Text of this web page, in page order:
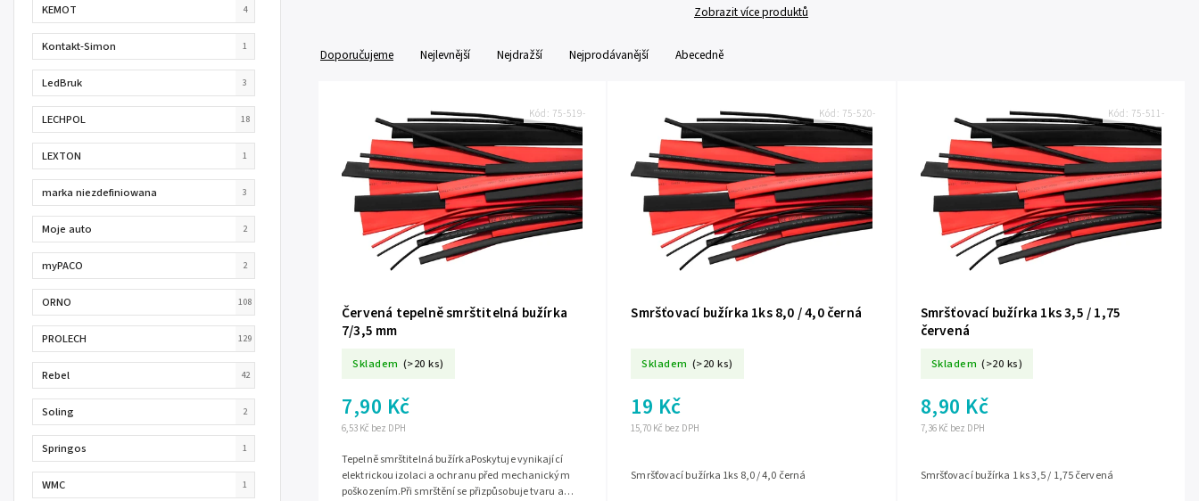
KEMOT 4
Kontakt-Simon 1
LedBruk 3
LECHPOL 18
LEXTON 1
marka niezdefiniowana 3
Moje auto 2
myPACO 2
ORNO 108
PROLECH 129
Rebel 42
Soling 2
Springos 1
WMC 1
Zobrazit více produktů
Doporučujeme Nejlevnější Nejdražší Nejprodávanější Abecedně
Červená tepelně smrštitelná bužírka
7/3,5 mm
Skladem (>20 ks)
6,53 Kč bez DPH
7,90 Kč
Tepelně smrštitelná bužírkaPoskytuje vynikající
elektrickou izolaci a ochranu před mechanickým
poškozením.Při smrštění se přizpůsobuje tvaru a
Kód: 75-519-
Smršťovací bužírka 1ks 8,0 / 4,0 černá
Skladem (>20 ks)
15,70 Kč bez DPH
19 Kč
Smršťovací bužírka 1ks 8,0 / 4,0 černá
Kód: 75-520-
Smršťovací bužírka 1ks 3,5 / 1,75
červená
Skladem (>20 ks)
7,36 Kč bez DPH
8,90 Kč
Smršťovací bužírka 1 ks 3,5 / 1,75 červená
Kód: 75-511-